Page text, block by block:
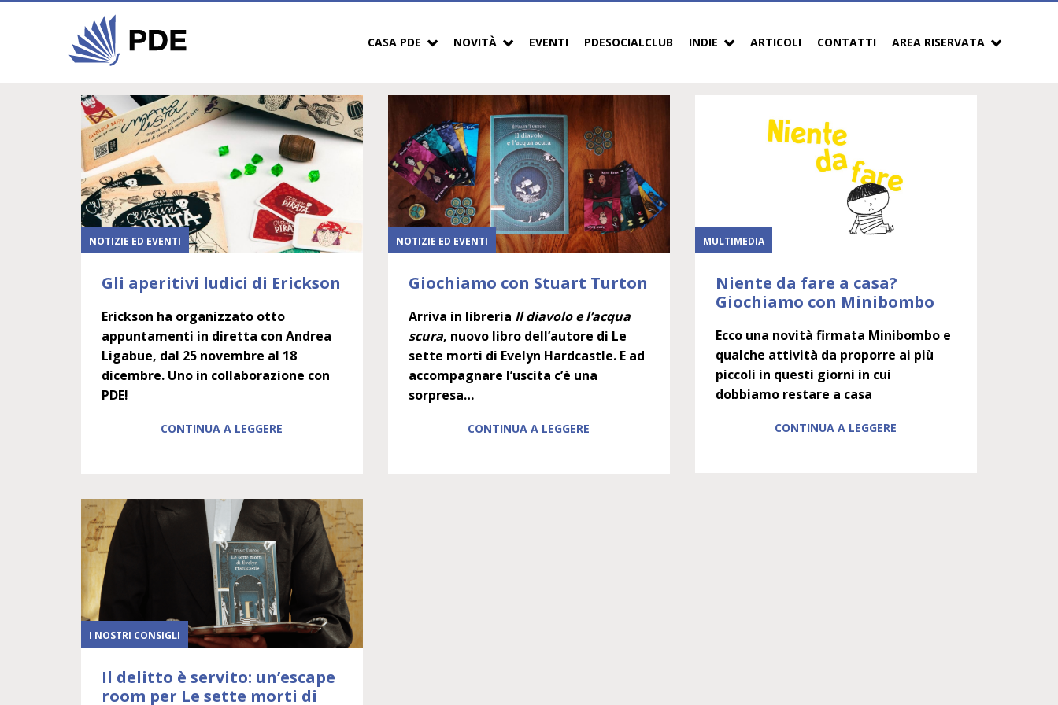
CASA PDE NOVITÀ EVENTI PDESOCIALCLUB INDIE ARTICOLI CONTATTI AREA RISERVATA
NOTIZIE ED EVENTI
Gli aperitivi ludici di Erickson
Erickson ha organizzato otto
appuntamenti in diretta con Andrea
Ligabue, dal 25 novembre al 18
dicembre. Uno in collaborazione con
PDE!
CONTINUA A LEGGERE
NOTIZIE ED EVENTI
Giochiamo con Stuart Turton
Arriva in libreria Il diavolo e l’acqua
scura, nuovo libro dell’autore di Le
sette morti di Evelyn Hardcastle. E ad
accompagnare l’uscita c’è una
sorpresa…
CONTINUA A LEGGERE
MULTIMEDIA
Niente da fare a casa?
Giochiamo con Minibombo
Ecco una novità firmata Minibombo e
qualche attività da proporre ai più
piccoli in questi giorni in cui
dobbiamo restare a casa
CONTINUA A LEGGERE
I NOSTRI CONSIGLI
Il delitto è servito: un’escape
room per Le sette morti di